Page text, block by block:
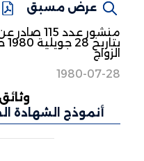
عرض مسبق
منشور عدد 115
الزواج
1980-07-28
أنموذج الشهادة